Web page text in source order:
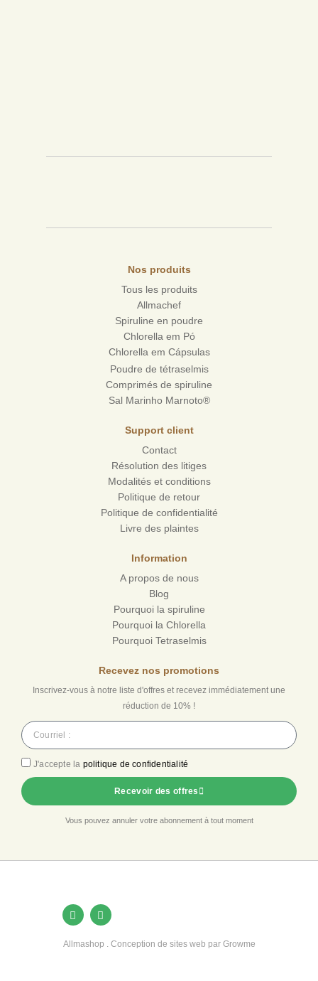
Nos produits
Tous les produits
Allmachef
Spiruline en poudre
Chlorella em Pó
Chlorella em Cápsulas
Poudre de tétraselmis
Comprimés de spiruline
Sal Marinho Marnoto®
Support client
Contact
Résolution des litiges
Modalités et conditions
Politique de retour
Politique de confidentialité
Livre des plaintes
Information
A propos de nous
Blog
Pourquoi la spiruline
Pourquoi la Chlorella
Pourquoi Tetraselmis
Recevez nos promotions
Inscrivez-vous à notre liste d'offres et recevez immédiatement une
réduction de 10% !
J'accepte la politique de confidentialité
Recevoir des offres
Vous pouvez annuler votre abonnement à tout moment
Allmashop . Conception de sites web par Growme